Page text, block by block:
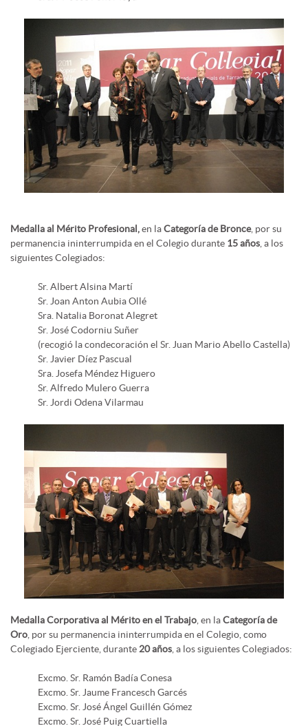
Medalla al Mérito Profesional,en laCategoría de Bronce, por su
permanencia ininterrumpida en el Colegio durante 15 años, a los
siguientes Colegiados:
Sr. Albert Alsina Martí
Sr. Joan Anton Aubia Ollé
Sra. Natalia Boronat Alegret
Sr. José Codorniu Suñer
(recogió la condecoración el Sr. Juan Mario Abello Castella)
Sr. Javier Díez Pascual
Sra. Josefa Méndez Higuero
Sr. Alfredo Mulero Guerra
Sr. Jordi Odena Vilarmau
Medalla Corporativa al Mérito en el Trabajo, en laCategoría de
Oro, por su permanencia ininterrumpida en el Colegio, como
Colegiado Ejerciente, durante20 años, a los siguientes Colegiados:
Excmo. Sr. Ramón Badía Conesa
Excmo. Sr. Jaume Francesch Garcés
Excmo. Sr. José Ángel Guillén Gómez
Excmo. Sr. José Puig Cuartiella